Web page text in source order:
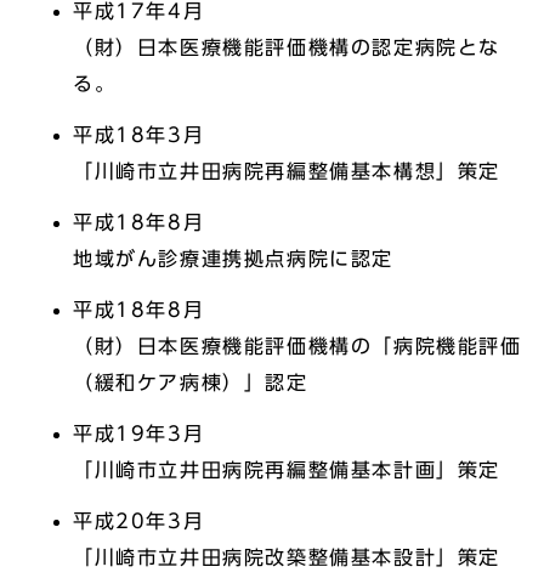
平成17年4月
（財）日本医療機能評価機構の認定病院とな
る。
平成18年3月
「川崎市立井田病院再編整備基本構想」策定
平成18年8月
地域がん診療連携拠点病院に認定
平成18年8月
（財）日本医療機能評価機構の「病院機能評価
（緩和ケア病棟）」認定
平成19年3月
「川崎市立井田病院再編整備基本計画」策定
平成20年3月
「川崎市立井田病院改築整備基本設計」策定